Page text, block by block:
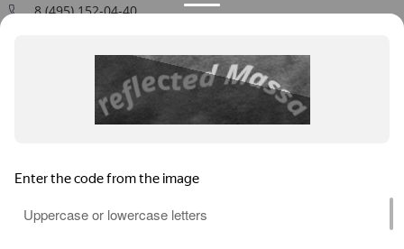
8 (495) 152-04-40
109544, г. Москва, ул. Большая Андроньевская, д. 17
Схема проезда
Пн-Пт: 9:00 - 18:00
Публичная оферта